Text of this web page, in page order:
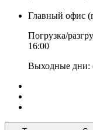
Главный офис
Погрузка/
16:00
Выходные дни: